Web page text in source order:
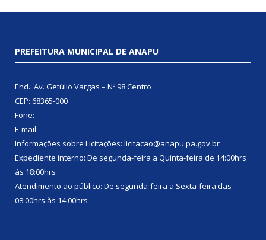
PREFEITURA MUNICIPAL DE ANAPU
End.: Av. Getúlio Vargas – Nº 98 Centro
CEP: 68365-000
Fone:
E-mail:
Informações sobre Licitações: licitacao@anapu.pa.gov.br
Expediente interno: De segunda-feira a Quinta-feira de 14:00hrs
às 18:00hrs
Atendimento ao público: De segunda-feira a Sexta-feira das
08:00hrs às 14:00hrs